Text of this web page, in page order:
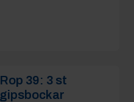
Rop 39: 3 st
gipsbockar